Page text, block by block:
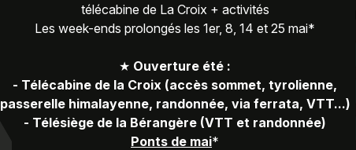
télécabine de La Croix + activités
Les week-ends prolongés les 1er, 8, 14 et 25 mai*
★ Ouverture été :
- Télécabine de la Croix (accès sommet, tyrolienne,
passerelle himalayenne, randonnée, via ferrata, VTT...)
- Télésiège de la Bérangère (VTT et randonnée)
Ponts de mai*